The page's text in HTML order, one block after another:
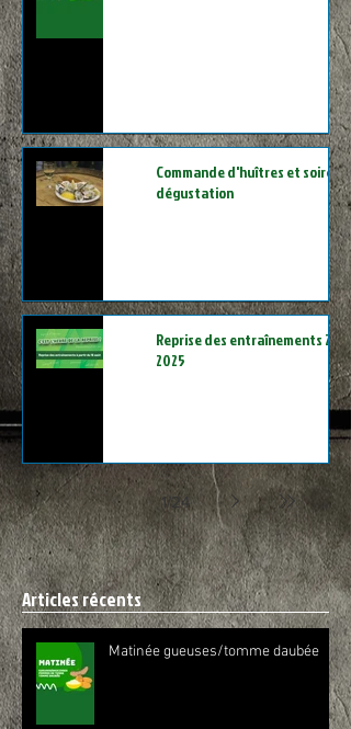
Commande d'huîtres et soirée
dégustation
Reprise des entraînements 2024-
2025
1/24
Articles récents
Matinée gueuses/tomme daubée